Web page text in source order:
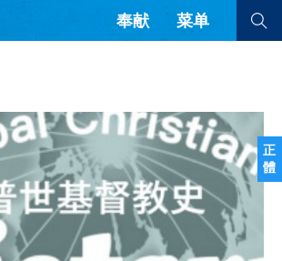
正
體
奉献 菜单
书评 访谈 问答
解经式讲道与神学
查看全部
查看全部
隐私条款 其他的模式